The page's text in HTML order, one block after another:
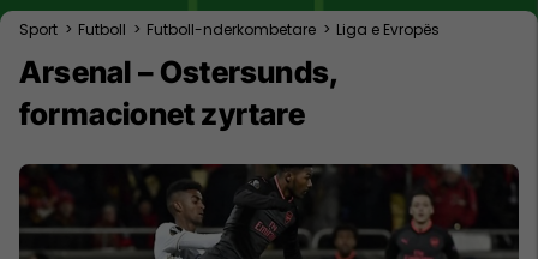
Sport > Futboll > Futboll-nderkombetare > Liga e Evropës
Arsenal – Ostersunds,
formacionet zyrtare